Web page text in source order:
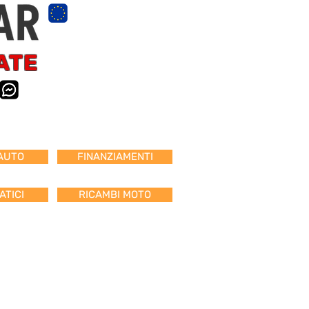
FINANZIAMENTI
RICAMBI MOTO